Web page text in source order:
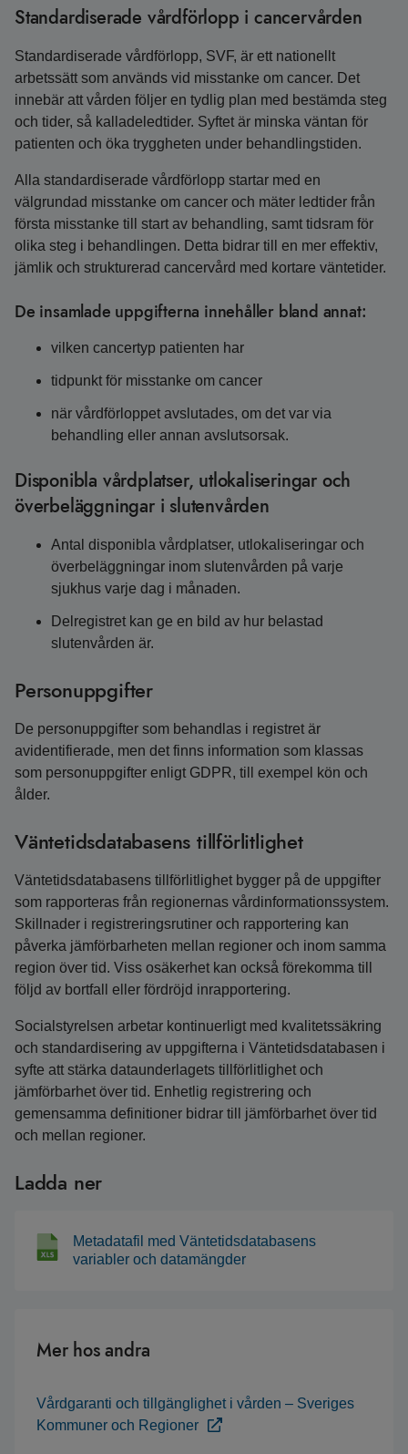
Standardiserade vårdförlopp i cancervården
Standardiserade vårdförlopp, SVF, är ett nationellt
arbetssätt som används vid misstanke om cancer. Det
innebär att vården följer en tydlig plan med bestämda steg
och tider, så kalladeledtider. Syftet är minska väntan för
patienten och öka tryggheten under behandlingstiden.
Alla standardiserade vårdförlopp startar med en
välgrundad misstanke om cancer och mäter ledtider från
första misstanke till start av behandling, samt tidsram för
olika steg i behandlingen. Detta bidrar till en mer effektiv,
jämlik och strukturerad cancervård med kortare väntetider.
De insamlade uppgifterna innehåller bland annat:
vilken cancertyp patienten har
tidpunkt för misstanke om cancer
när vårdförloppet avslutades, om det var via
behandling eller annan avslutsorsak.
Disponibla vårdplatser, utlokaliseringar och
överbeläggningar i slutenvården
Antal disponibla vårdplatser, utlokaliseringar och
överbeläggningar inom slutenvården på varje
sjukhus varje dag i månaden.
Delregistret kan ge en bild av hur belastad
slutenvården är.
Personuppgifter
De personuppgifter som behandlas i registret är
avidentifierade, men det finns information som klassas
som personuppgifter enligt GDPR, till exempel kön och
ålder.
Väntetidsdatabasens tillförlitlighet
Väntetidsdatabasens tillförlitlighet bygger på de uppgifter
som rapporteras från regionernas vårdinformationssystem.
Skillnader i registreringsrutiner och rapportering kan
påverka jämförbarheten mellan regioner och inom samma
region över tid. Viss osäkerhet kan också förekomma till
följd av bortfall eller fördröjd inrapportering.
Socialstyrelsen arbetar kontinuerligt med kvalitetssäkring
och standardisering av uppgifterna i Väntetidsdatabasen i
syfte att stärka dataunderlagets tillförlitlighet och
jämförbarhet över tid. Enhetlig registrering och
gemensamma definitioner bidrar till jämförbarhet över tid
och mellan regioner.
Ladda ner
Metadatafil med Väntetidsdatabasens
variabler och datamängder
Mer hos andra
Vårdgaranti och tillgänglighet i vården – Sveriges
Kommuner och Regioner